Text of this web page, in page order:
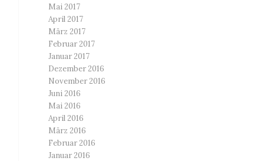
Mai 2017
April 2017
März 2017
Februar 2017
Januar 2017
Dezember 2016
November 2016
Juni 2016
Mai 2016
April 2016
März 2016
Februar 2016
Januar 2016